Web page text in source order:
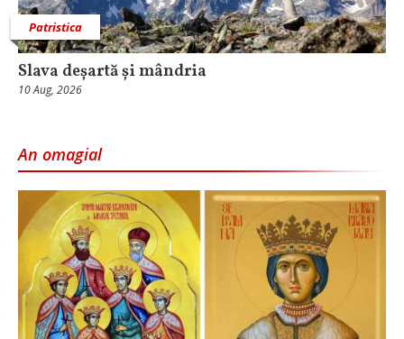
Patristica
Slava deșartă și mândria
10 Aug, 2026
An omagial